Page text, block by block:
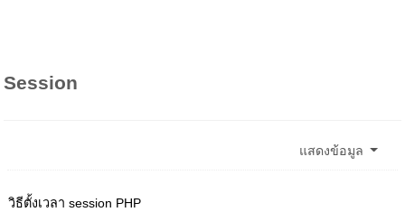
Session
แสดงข้อมูล
วิธีตั้งเวลา session PHP